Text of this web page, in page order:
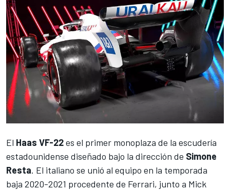
El Haas VF-22es el primer monoplaza de la escudería
estadounidense diseñado bajo la dirección de Simone
Resta. El italiano se unió al equipo en la temporada
baja 2020-2021 procedente de Ferrari, junto a Mick